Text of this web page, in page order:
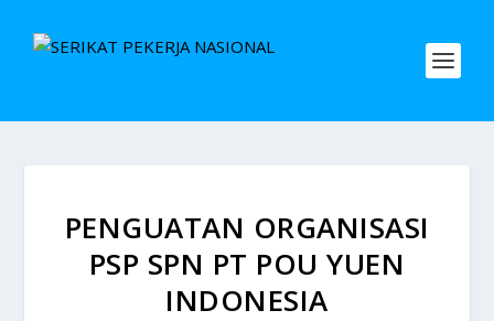
PENGUATAN ORGANISASI
PSP SPN PT POU YUEN
INDONESIA